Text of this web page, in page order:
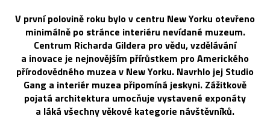
V první polovině roku bylo v centru New Yorku otevřeno
minimálně po stránce interiéru nevídané muzeum.
Centrum Richarda Gildera pro vědu, vzdělávání
a inovace je nejnovějším přírůstkem pro Amerického
přírodovědného muzea v New Yorku. Navrhlo jej Studio
Gang a interiér muzea připomíná jeskyni. Zážitkově
pojatá architektura umocňuje vystavené exponáty
a láká všechny věkové kategorie návštěvníků.